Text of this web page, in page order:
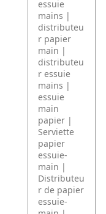
essuie
mains |
distributeu
r papier
main |
distributeu
r essuie
mains |
essuie
main
papier |
Serviette
papier
essuie-
main |
Distributeu
r de papier
essuie-